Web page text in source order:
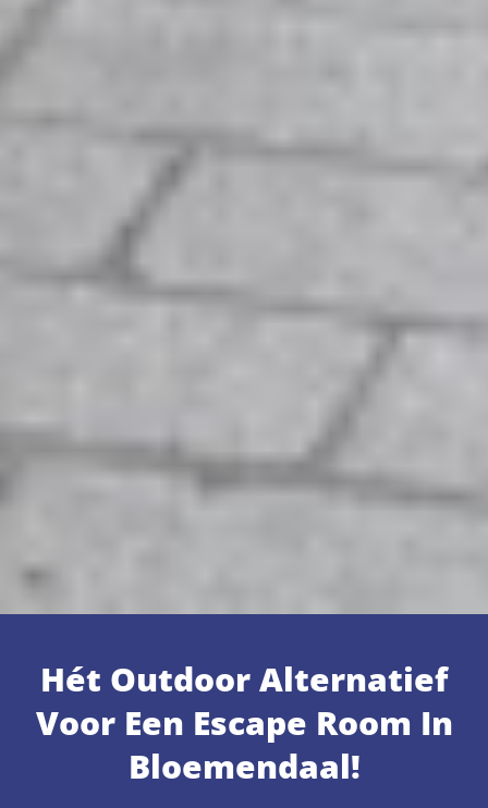
Hét Outdoor Alternatief
Voor Een Escape Room In
Bloemendaal!